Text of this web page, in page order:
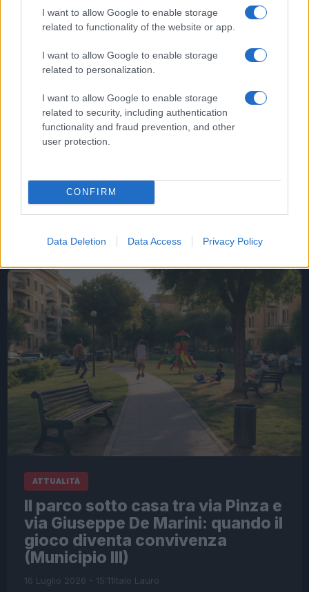
I want to allow Google to enable storage
related to functionality of the website or app.
I want to allow Google to enable storage
related to personalization.
I want to allow Google to enable storage
related to security, including authentication
functionality and fraud prevention, and other
user protection.
CONFIRM
Data Deletion Data Access Privacy Policy
Campo de’ Fiori che diventa
Buenos Aires: quando una
comunità riscrive il volto di Roma
spazio comune)
16 Luglio 2026 - 19:12 Italo Lauro
In centro, dietro l’angolo che porta a Campo de’
comunità argentina cambiano il colore quotidiano
della piazza. È un episodio…
ATTUALITÀ
Il parco sotto casa tra via Pinza e
via Giuseppe De Marini: quando il
gioco diventa convivenza
(Municipio III)
16 Luglio 2026 - 15:11Italo Lauro